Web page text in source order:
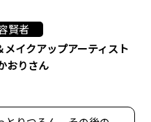
賢者
メイクアップアーティスト
おりさん